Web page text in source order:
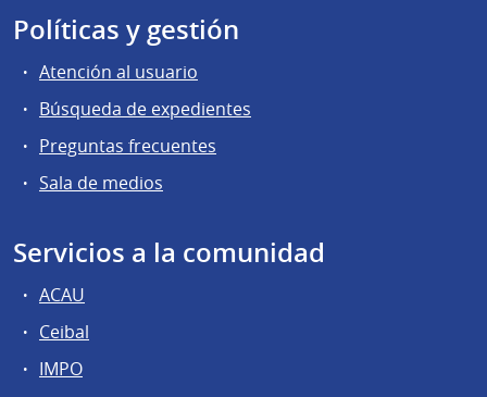
Políticas y gestión
Atención al usuario
Búsqueda de expedientes
Preguntas frecuentes
Sala de medios
Servicios a la comunidad
ACAU
Ceibal
IMPO